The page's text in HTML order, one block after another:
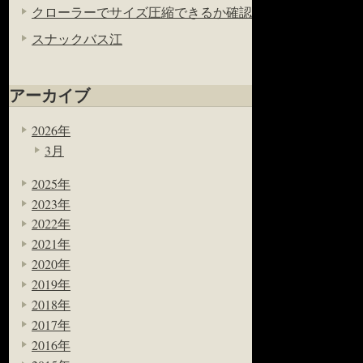
クローラーでサイズ圧縮できるか確認
スナックバス江
アーカイブ
2026年
3月
2025年
2023年
2022年
2021年
2020年
2019年
2018年
2017年
2016年